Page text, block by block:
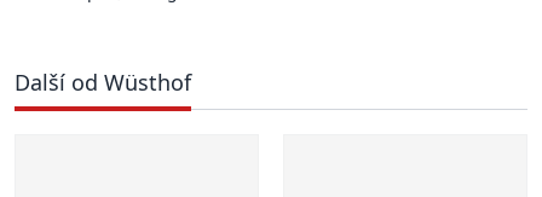
Další od Wüsthof